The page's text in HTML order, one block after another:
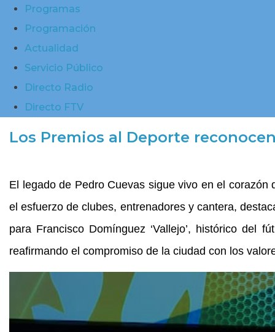
Programas
Programación
Actualidad
Servicio Público
Directo Radio
Directo FTV
Los Premios al Deporte
El legado de Pedro Cuevas sigue vivo en el
el esfuerzo de clubes, entrenadores y cantera,
para Francisco Domínguez ‘Vallejo’, histórico del
reafirmando el compromiso de la ciudad con los